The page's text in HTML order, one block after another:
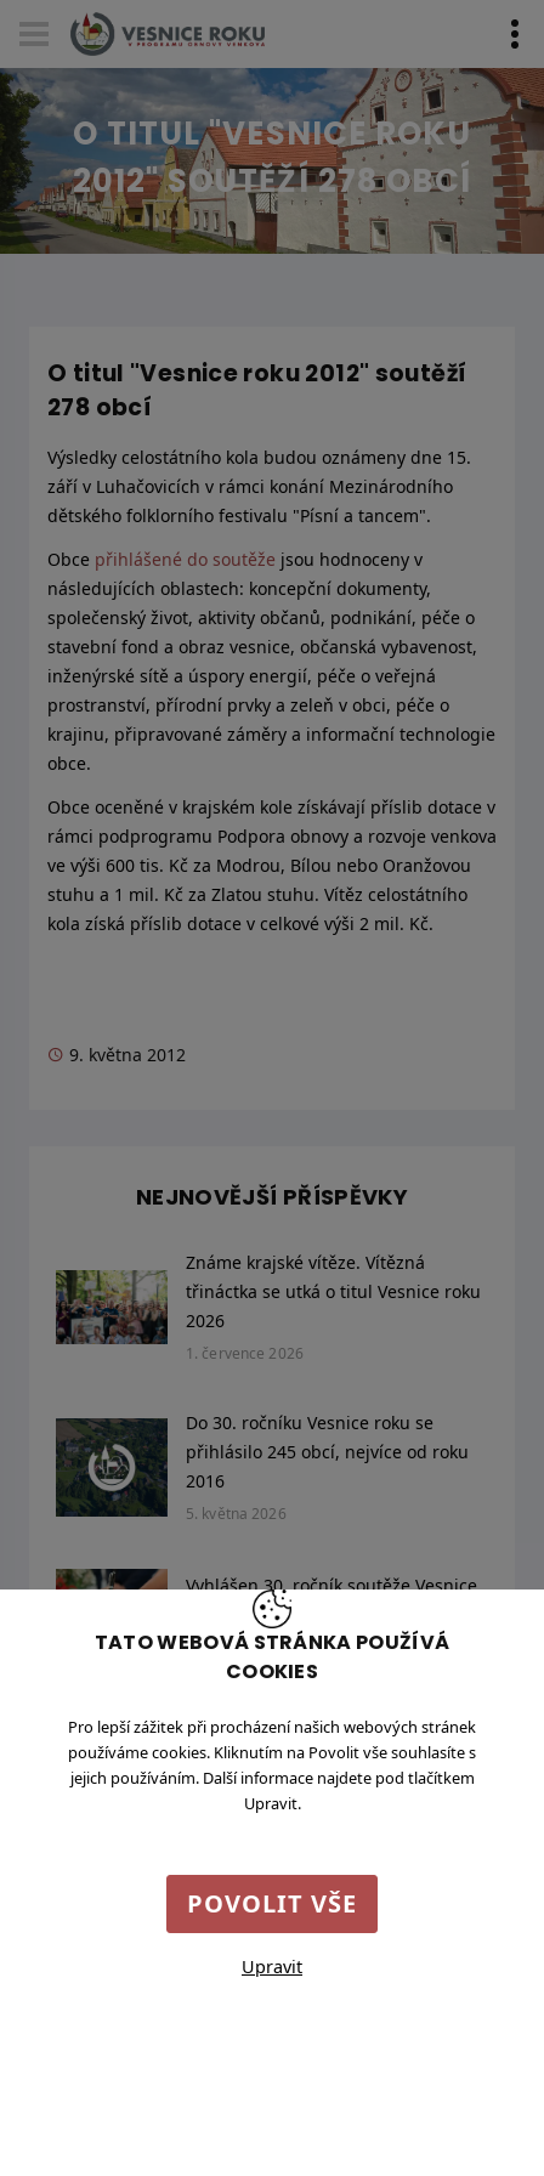
Skip navigation
O TITUL "VESNICE ROKU
2012" SOUTĚŽÍ 278 OBCÍ
O titul "Vesnice roku 2012" soutěží
278 obcí
Výsledky celostátního kola budou oznámeny dne 15.
září v Luhačovicích v rámci konání Mezinárodního
dětského folklorního festivalu "Písní a tancem".
Obce přihlášené do soutěže jsou hodnoceny v
následujících oblastech: koncepční dokumenty,
společenský život, aktivity občanů, podnikání, péče o
stavební fond a obraz vesnice, občanská vybavenost,
inženýrské sítě a úspory energií, péče o veřejná
prostranství, přírodní prvky a zeleň v obci, péče o
krajinu, připravované záměry a informační technologie
obce.
Obce oceněné v krajském kole získávají příslib dotace v
rámci podprogramu Podpora obnovy a rozvoje venkova
ve výši 600 tis. Kč za Modrou, Bílou nebo Oranžovou
stuhu a 1 mil. Kč za Zlatou stuhu. Vítěz celostátního
kola získá příslib dotace v celkové výši 2 mil. Kč.
9. května 2012
NEJNOVĚJŠÍ PŘÍSPĚVKY
Známe krajské vítěze. Vítězná
třináctka se utká o titul Vesnice roku
2026
1. července 2026
Do 30. ročníku Vesnice roku se
přihlásilo 245 obcí, nejvíce od roku
2016
5. května 2026
Vyhlášen 30. ročník soutěže Vesnice
roku. Obce se mohou hlásit
4. března 2026
TATO WEBOVÁ STRÁNKA POUŽÍVÁ
COOKIES
Pro lepší zážitek při procházení našich webových stránek
používáme cookies. Kliknutím na Povolit vše souhlasíte s
jejich používáním. Další informace najdete pod tlačítkem
Upravit.
POVOLIT VŠE
Upravit